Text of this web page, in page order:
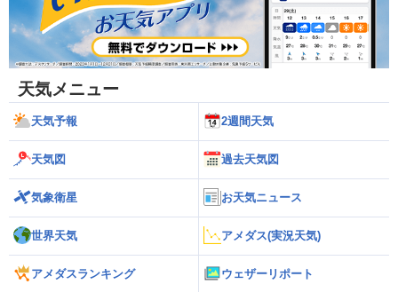
天気メニュー
天気予報 2週間天気
天気図 過去天気図
気象衛星 お天気ニュース
世界天気 アメダス(実況天気)
アメダスランキング ウェザーリポート